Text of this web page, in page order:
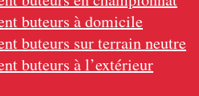
buteurs à domicile
buteurs sur terrain neutre
buteurs à l’extérieur